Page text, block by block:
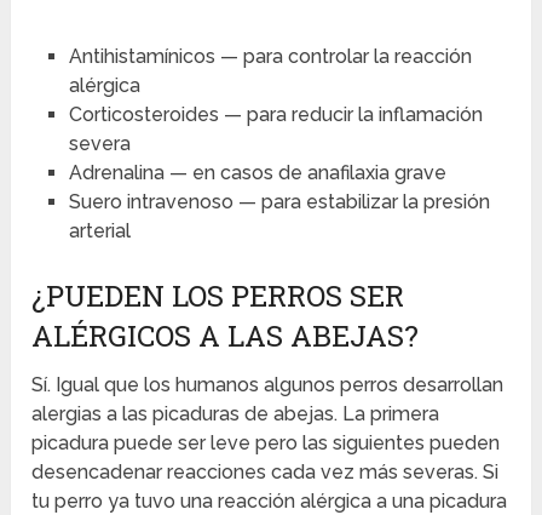
Antihistamínicos — para controlar la reacción
alérgica
Corticosteroides — para reducir la inflamación
severa
Adrenalina — en casos de anafilaxia grave
Suero intravenoso — para estabilizar la presión
arterial
¿PUEDEN LOS PERROS SER
ALÉRGICOS A LAS ABEJAS?
Sí. Igual que los humanos algunos perros desarrollan
alergias a las picaduras de abejas. La primera
picadura puede ser leve pero las siguientes pueden
desencadenar reacciones cada vez más severas. Si
tu perro ya tuvo una reacción alérgica a una picadura